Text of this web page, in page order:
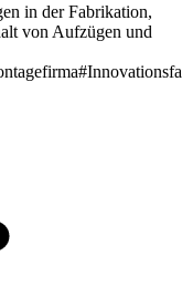
in der Fabrikation,
von Aufzügen und